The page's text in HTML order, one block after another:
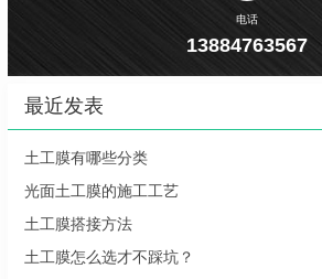
电话
13884763567
最近发表
土工膜有哪些分类
光面土工膜的施工工艺
土工膜搭接方法
土工膜怎么选才不踩坑？